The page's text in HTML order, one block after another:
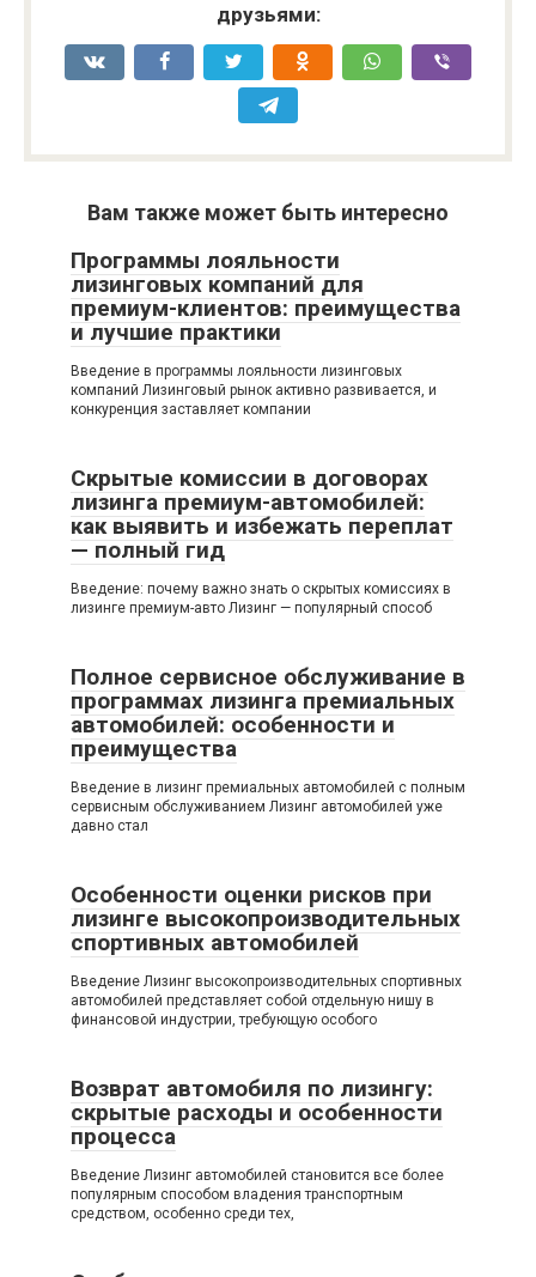
друзьями:
Вам также может быть интересно
Программы лояльности
лизинговых компаний для
премиум-клиентов: преимущества
и лучшие практики
Введение в программы лояльности лизинговых
компаний Лизинговый рынок активно развивается, и
конкуренция заставляет компании
Скрытые комиссии в договорах
лизинга премиум-автомобилей:
как выявить и избежать переплат
— полный гид
Введение: почему важно знать о скрытых комиссиях в
лизинге премиум-авто Лизинг — популярный способ
Полное сервисное обслуживание в
программах лизинга премиальных
автомобилей: особенности и
преимущества
Введение в лизинг премиальных автомобилей с полным
сервисным обслуживанием Лизинг автомобилей уже
давно стал
Особенности оценки рисков при
лизинге высокопроизводительных
спортивных автомобилей
Введение Лизинг высокопроизводительных спортивных
автомобилей представляет собой отдельную нишу в
финансовой индустрии, требующую особого
Возврат автомобиля по лизингу:
скрытые расходы и особенности
процесса
Введение Лизинг автомобилей становится все более
популярным способом владения транспортным
средством, особенно среди тех,